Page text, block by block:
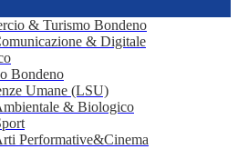
& Turismo Bondeno
& Digitale
Bondeno
Umane (LSU)
& Biologico
Performative&Cinema